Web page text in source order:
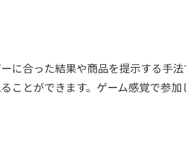
に合った結果や商品を提示する手
ことができます。ゲーム感覚で参加